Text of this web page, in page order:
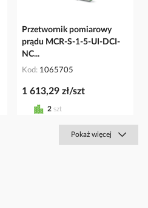
Przetwornik pomiarowy
prądu MCR-S-1-5-UI-DCI-
NC...
Kod 1065705
1 613,29 zł/szt
2 szt
Pokaż więcej